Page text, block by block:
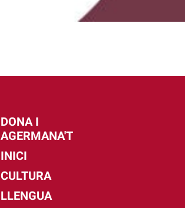
DONA I
AGERMANA'T
INICI
CULTURA
LLENGUA